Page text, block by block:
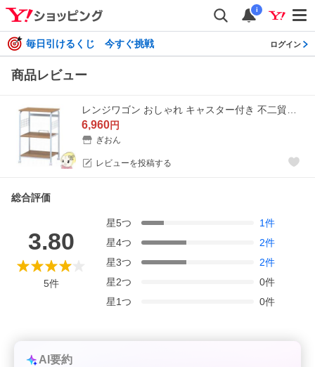
i
毎日引けるくじ 今すぐ挑戦 ログイン
商品レビュー
6,960円
ぎおん
レビューを投稿する
総合評価
3.80
5件
星5つ 1件
星4つ 2件
星3つ 2件
星2つ 0件
星1つ 0件
AI要約